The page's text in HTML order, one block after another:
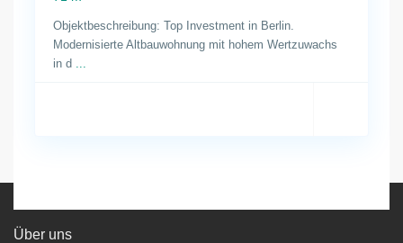
Objektbeschreibung: Top Investment in Berlin.
Modernisierte Altbauwohnung mit hohem Wertzuwachs
in d ...
Über uns